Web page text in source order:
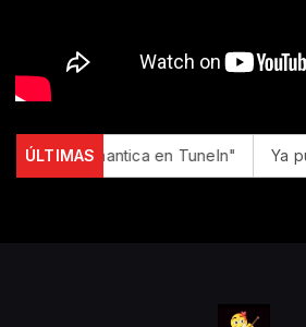
ÚLTIMAS
Que Romantica en TuneIn" Ya